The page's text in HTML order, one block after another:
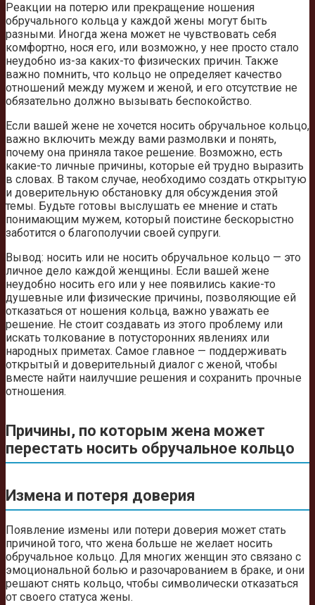
Реакции на потерю или прекращение ношения
обручального кольца у каждой жены могут быть
разными. Иногда жена может не чувствовать себя
комфортно, нося его, или возможно, у нее просто стало
неудобно из-за каких-то физических причин. Также
важно помнить, что кольцо не определяет качество
отношений между мужем и женой, и его отсутствие не
обязательно должно вызывать беспокойство.
Если вашей жене не хочется носить обручальное кольцо,
важно включить между вами размолвки и понять,
почему она приняла такое решение. Возможно, есть
какие-то личные причины, которые ей трудно выразить
в словах. В таком случае, необходимо создать открытую
и доверительную обстановку для обсуждения этой
темы. Будьте готовы выслушать ее мнение и стать
понимающим мужем, который поистине бескорыстно
заботится о благополучии своей супруги.
Вывод: носить или не носить обручальное кольцо — это
личное дело каждой женщины. Если вашей жене
неудобно носить его или у нее появились какие-то
душевные или физические причины, позволяющие ей
отказаться от ношения кольца, важно уважать ее
решение. Не стоит создавать из этого проблему или
искать толкование в потусторонних явлениях или
народных приметах. Самое главное — поддерживать
открытый и доверительный диалог с женой, чтобы
вместе найти наилучшие решения и сохранить прочные
отношения.
Причины, по которым жена может
перестать носить обручальное кольцо
Измена и потеря доверия
Появление измены или потери доверия может стать
причиной того, что жена больше не желает носить
обручальное кольцо. Для многих женщин это связано с
эмоциональной болью и разочарованием в браке, и они
решают снять кольцо, чтобы символически отказаться
от своего статуса жены.